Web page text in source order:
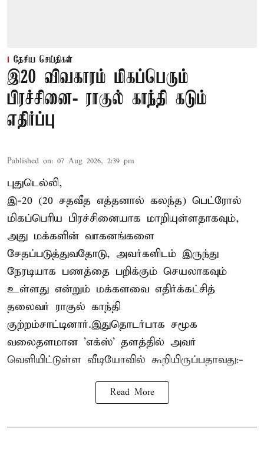
தேசிய செய்திகள்
இ20 விவகாரம் மிகப்பெரும்
பிரச்சினை- ராகுல் காந்தி கடும்
எதிர்ப்பு
Published on: 07 Aug 2026, 2:39 pm
புதுடெல்லி,
இ-20 (20 சதவீத எத்தனால் கலந்த) பெட்ரோல்
மிகப்பெரிய பிரச்சினையாக மாறியுள்ளதாகவும்,
அது மக்களின் வாகனங்களை
சேதப்படுத்துவதோடு, அவர்களிடம் இருந்து
நேரடியாக பணத்தை பறிக்கும் செயலாகவும்
உள்ளது என்றும் மக்களவை எதிர்க்கட்சித்
தலைவர் ராகுல் காந்தி
குற்றம்சாட்டினார்.இதுதொடர்பாக சமூக
வலைதளமான 'எக்ஸ்' தளத்தில் அவர்
வெளியிட்டுள்ள வீடியோவில் கூறியிருப்பதாவது:-
Read More